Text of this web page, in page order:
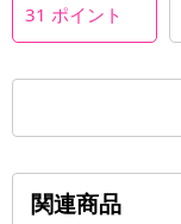
31 ポイント
関連商品